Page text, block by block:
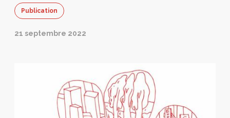
Publication
21 septembre 2022